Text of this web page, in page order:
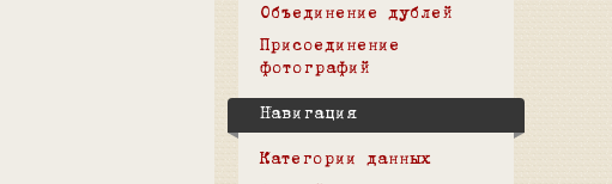
Объединение дублей
Присоединение
фотографий
Навигация
Категории данных